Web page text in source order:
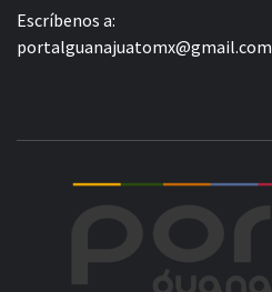
Escríbenos a:
portalguanajuatomx@gmail.com